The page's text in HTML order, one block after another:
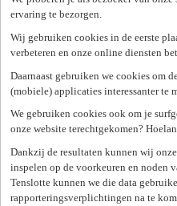
ervaring te bezorgen.
Wij gebruiken cookies in de eerste
verbeteren en onze online diensten
Daarnaast gebruiken we cookies om
(mobiele) applicaties interessanter te
We gebruiken cookies ook om je
onze website terechtgekomen?
Dankzij de resultaten kunnen wij
inspelen op de voorkeuren en noden
Tenslotte kunnen we die data
rapporteringsverplichtingen na te
Postcode of gemeente
Zoek
Mijn gekozen filters
Wis alle filters
Opnieuw aanmelden.
Er is een fout opgetreden.
Sluiten